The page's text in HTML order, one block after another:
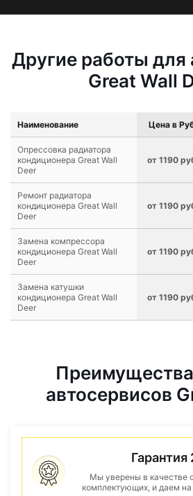
Другие работы для
Great Wall
Наименование Цена в
Опрессовка радиатора
кондиционера Great Wall
Deer
от 1190
Ремонт радиатора
кондиционера Great Wall
Deer
от 1190
Замена компрессора
кондиционера Great Wall
Deer
от 1190
Замена катушки
кондиционера Great Wall
Deer
от 1190
автосервисов
Гарантия
Мы уверены в качестве
комплектующих, и даем на